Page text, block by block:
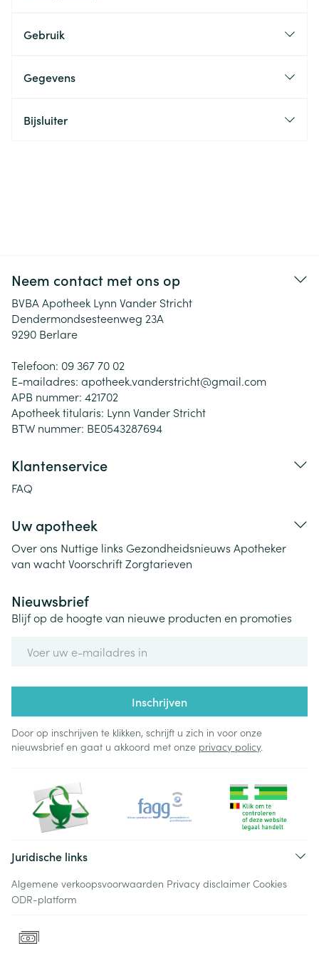
Gebruik
Gegevens
Bijsluiter
Neem contact met ons op
BVBA Apotheek Lynn Vander Stricht
Dendermondsesteenweg 23A
9290 Berlare
Telefoon: 09 367 70 02
E-mailadres: apotheek.vanderstricht@gmail.com
APB nummer: 421702
Apotheek titularis: Lynn Vander Stricht
BTW nummer: BE0543287694
Klantenservice
FAQ
Uw apotheek
Over ons Nuttige links Gezondheidsnieuws Apotheker
van wachtVoorschriftZorgtarieven
Nieuwsbrief
Blijf op de hoogte van nieuwe producten en promoties
Inschrijven
Door op inschrijven te klikken, schrijft u zich in voor onze
nieuwsbrief en gaat u akkoord met onze privacy policy.
Juridische links
Algemene verkoopsvoorwaarden Privacy disclaimer Cookies
ODR-platform